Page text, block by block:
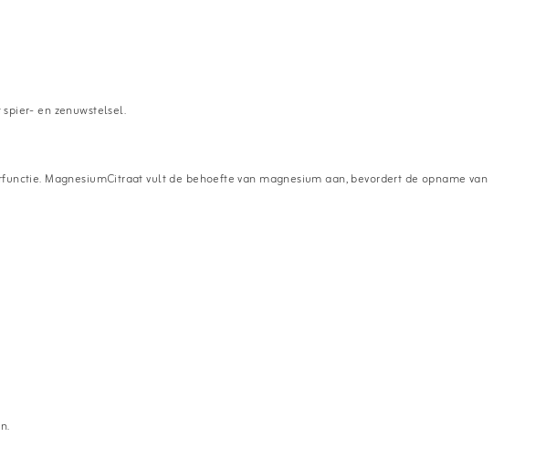
en zenuwstelsel.
MagnesiumCitraat vult de behoefte van magnesium aan, bevordert de opname van